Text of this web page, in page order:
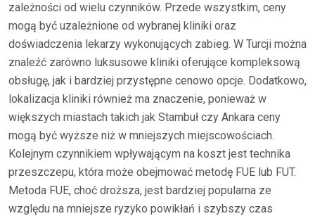
zależności od wielu czynników. Przede wszystkim, ceny
mogą być uzależnione od wybranej kliniki oraz
doświadczenia lekarzy wykonujących zabieg. W Turcji można
znaleźć zarówno luksusowe kliniki oferujące kompleksową
obsługę, jak i bardziej przystępne cenowo opcje. Dodatkowo,
lokalizacja kliniki również ma znaczenie, ponieważ w
większych miastach takich jak Stambuł czy Ankara ceny
mogą być wyższe niż w mniejszych miejscowościach.
Kolejnym czynnikiem wpływającym na koszt jest technika
przeszczepu, która może obejmować metodę FUE lub FUT.
Metoda FUE, choć droższa, jest bardziej popularna ze
względu na mniejsze ryzyko powikłań i szybszy czas